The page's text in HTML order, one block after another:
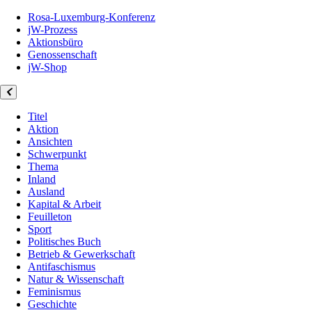
Rosa-Luxemburg-Konferenz
jW-Prozess
Aktionsbüro
Genossenschaft
jW-Shop
Titel
Aktion
Ansichten
Schwerpunkt
Thema
Inland
Ausland
Kapital & Arbeit
Feuilleton
Sport
Politisches Buch
Betrieb & Gewerkschaft
Antifaschismus
Natur & Wissenschaft
Feminismus
Geschichte